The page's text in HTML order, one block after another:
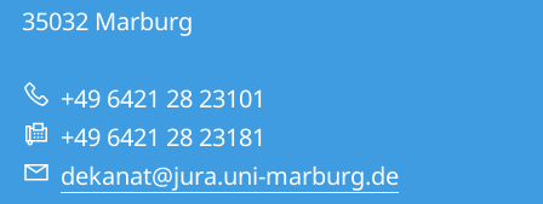
Informationen
zur
Website
Rechtswissenschaften
35032 Marburg
+49 6421 28 23101
+49 6421 28 23181
dekanat@jura.uni-marburg.de